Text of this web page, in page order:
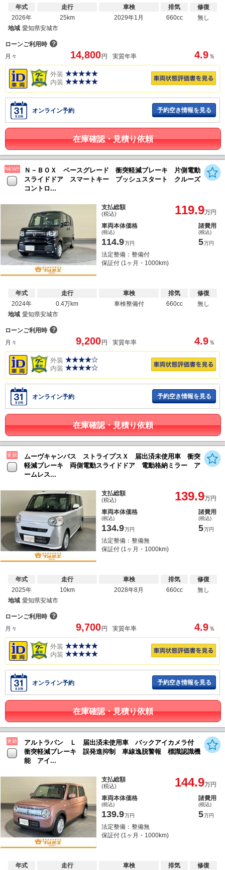
年式
2026年
走行
25km
車検
2029年1月
排気
660cc
修復
無し
地域 愛知県安城市
ローンご利用時 ？
月々
14,800 円 実質年率 4.9 ％
外装
内装
オンライン予約 予約空き情報を見る
在庫確認・見積り依頼
NEW!!
Ｎ－ＢＯＸ ベースグレード 衝突軽減ブレーキ 片側電動
スライドドア スマートキー プッシュスタート クルーズ
コントロ...
支払総額
(税込) 119.9万円
車両本体価格
(税込)
114.9万円
諸費用
(税込)
5万円
法定整備：整備付
保証付 (1ヶ月・1000km)
年式
2024年
走行
0.4万km
車検
車検整備付
排気
660cc
修復
無し
地域 愛知県安城市
ローンご利用時 ？
月々
9,200 円 実質年率 4.9 ％
外装
内装
オンライン予約 予約空き情報を見る
在庫確認・見積り依頼
更新
ムーヴキャンバス ストライプスＸ 届出済未使用車 衝突
軽減ブレーキ 両側電動スライドドア 電動格納ミラー ア
ームレス...
支払総額
(税込) 139.9万円
車両本体価格
(税込)
134.9万円
諸費用
(税込)
5万円
法定整備：整備無
保証付 (1ヶ月・1000km)
年式
2025年
走行
10km
車検
2028年8月
排気
660cc
修復
無し
地域 愛知県安城市
ローンご利用時 ？
月々
9,700 円 実質年率 4.9 ％
外装
内装
オンライン予約 予約空き情報を見る
在庫確認・見積り依頼
更新
アルトラパン Ｌ 届出済未使用車 バックアイカメラ付
衝突軽減ブレーキ 誤発進抑制 車線逸脱警報 標識認識機
能 アイ...
支払総額
(税込) 144.9万円
車両本体価格
(税込)
139.9万円
諸費用
(税込)
5万円
法定整備：整備無
保証付 (1ヶ月・1000km)
年式 走行 車検 排気 修復